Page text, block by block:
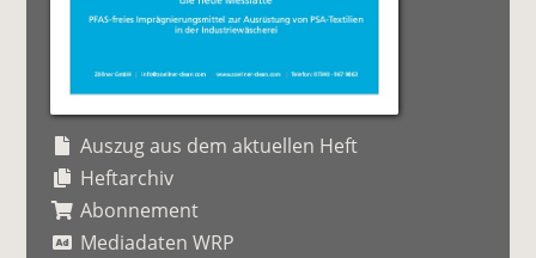
Auszug aus dem aktuellen Heft
Heftarchiv
Abonnement
Mediadaten WRP